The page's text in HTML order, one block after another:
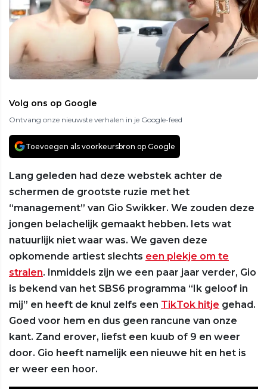
Volg ons op Google
Ontvang onze nieuwste verhalen in je Google-feed
Toevoegen als voorkeursbron op Google
Lang geleden had deze webstek achter de
schermen de grootste ruzie met het
“management” van Gio Swikker. We zouden deze
jongen belachelijk gemaakt hebben. Iets wat
natuurlijk niet waar was. We gaven deze
opkomende artiest slechts een plekje om te
stralen. Inmiddels zijn we een paar jaar verder, Gio
is bekend van het SBS6 programma “Ik geloof in
mij” en heeft de knul zelfs een TikTok hitje gehad.
Goed voor hem en dus geen rancune van onze
kant. Zand erover, liefst een kuub of 9 en weer
door. Gio heeft namelijk een nieuwe hit en het is
er weer een hoor.